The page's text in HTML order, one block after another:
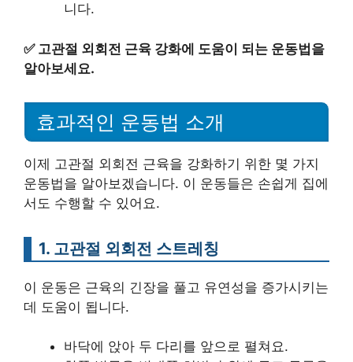
니다.
✅ 고관절 외회전 근육 강화에 도움이 되는 운동법을
알아보세요.
효과적인 운동법 소개
이제 고관절 외회전 근육을 강화하기 위한 몇 가지
운동법을 알아보겠습니다. 이 운동들은 손쉽게 집에
서도 수행할 수 있어요.
1. 고관절 외회전 스트레칭
이 운동은 근육의 긴장을 풀고 유연성을 증가시키는
데 도움이 됩니다.
바닥에 앉아 두 다리를 앞으로 펼쳐요.